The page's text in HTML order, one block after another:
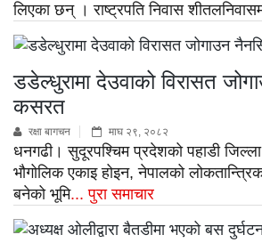
लिएका छन् । राष्ट्रपति निवास
डडेल्धुरामा देउवाको विरासत
कसरत
रक्षा बागचन माघ २९, २०८२
धनगढी। सुदूरपश्चिम प्रदेशको पहाडी
भौगोलिक एकाइ होइन, नेपालको
बनेको भूमि... पुरा समाचार